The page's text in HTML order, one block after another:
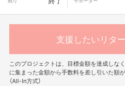
支援したいリタ
このプロジェクトは、目標金額を達成しなく
に集まった金額から手数料を差し引いた額
（All-In方式）